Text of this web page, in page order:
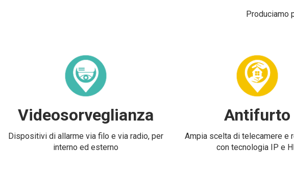
Produciamo
Videosorveglianza
Dispositivi di allarme via filo e via radio, per
interno ed esterno
Antifurto
Ampia scelta di telecamere e
con tecnologia IP e